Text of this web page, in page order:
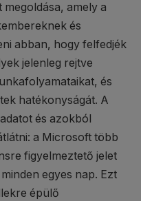
amely a
és
abban, hogy felfedjék
jelenleg rejtve
és
hatékonyságát. A
és azokból
a Microsoft több
figyelmeztető jelet
egyes nap. Ezt
épülő